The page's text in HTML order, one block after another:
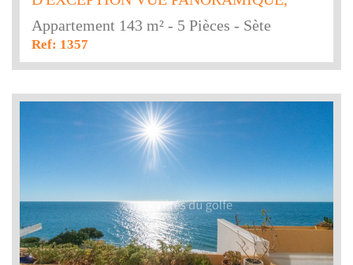
Appartement 143 m² - 5 Pièces - Sète
Ref: 1357